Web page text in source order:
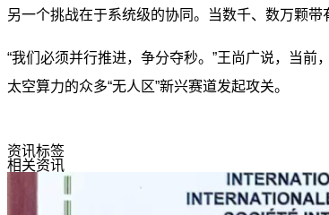
另一个挑战在于系统级的协同。当数千、数万颗
“我们必须并行推进，争分夺秒。”王尚广说，当前
太空算力的众多“无人区”新兴赛道发起攻关。
资讯标签
相关资讯